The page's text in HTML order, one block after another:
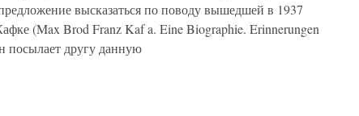
высказаться по поводу вышедшей в 1937
(Max Brod Franz Kaf a. Eine Biographie. Erinnerungen
посылает другу данную